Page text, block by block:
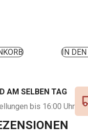
IN DEN
AM SELBEN TAG
bis 16:00 Uhr